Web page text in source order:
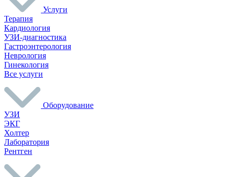
Услуги
Терапия
Кардиология
УЗИ-диагностика
Гастроэнтерология
Неврология
Гинекология
Все услуги
Оборудование
УЗИ
ЭКГ
Холтер
Лаборатория
Рентген